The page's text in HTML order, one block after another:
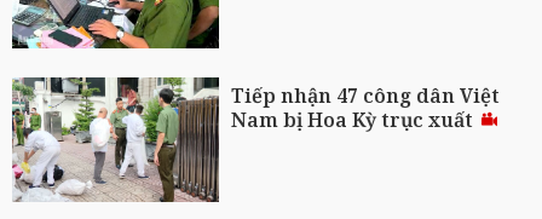
Tiếp nhận 47 công dân Việt
Nam bị Hoa Kỳ trục xuất